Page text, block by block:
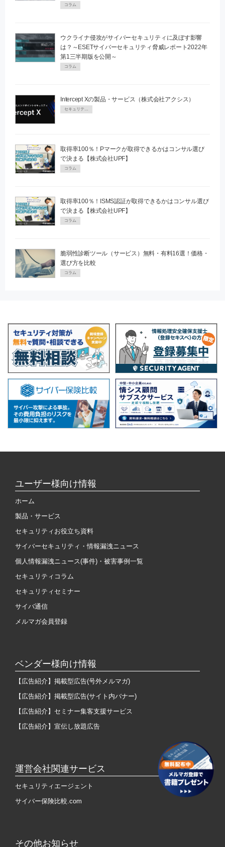
コラム
ウクライナ侵攻がサイバーセキュリティに及ぼす影響
は？～ESETサイバーセキュリティ脅威レポート2022年
第1三半期版を公開～
コラム
Intercept Xの製品・サービス（株式会社アクシス）
セキュリティPR
取得率100％！Pマークが取得できるかはコンサル選び
で決まる【株式会社UPF】
コラム
取得率100％！ISMS認証が取得できるかはコンサル選び
で決まる【株式会社UPF】
コラム
脆弱性診断ツール（サービス）無料・有料16選！価格・
選び方を比較
コラム
ユーザー様向け情報
ホーム
製品・サービス
セキュリティお役立ち資料
サイバーセキュリティ・情報漏洩ニュース
個人情報漏洩ニュース(事件)・被害事例一覧
セキュリティコラム
セキュリティセミナー
サイバ通信
メルマガ会員登録
ベンダー様向け情報
【広告紹介】掲載型広告(号外メルマガ)
【広告紹介】掲載型広告(サイト内バナー)
【広告紹介】セミナー集客支援サービス
【広告紹介】宣伝し放題広告
運営会社関連サービス
セキュリティエージェント
サイバー保険比較.com
その他お知らせ